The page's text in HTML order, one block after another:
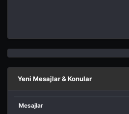
Yeni Mesajlar & Konular
Mesajlar